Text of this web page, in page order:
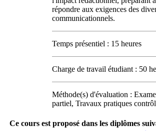
répondre aux exigences des
communicationnels.
Temps présentiel : 15 heures
Charge de travail étudiant : 50
Méthode(s) d'évaluation :
partiel, Travaux pratiques
Ce cours est proposé dans les diplômes